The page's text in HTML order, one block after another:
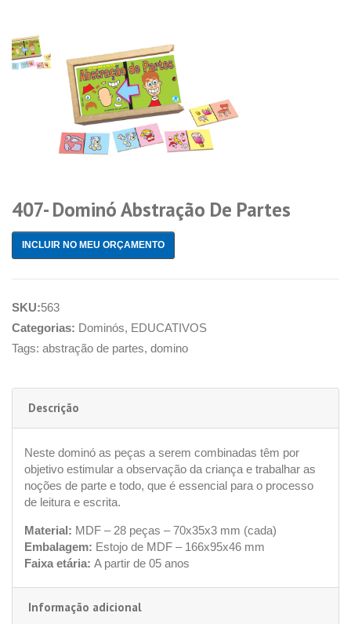
407- Dominó Abstração De Partes
INCLUIR NO MEU ORÇAMENTO
SKU:563
Categorias: Dominós, EDUCATIVOS
Tags: abstração de partes, domino
Descrição
Neste dominó as peças a serem combinadas têm por
objetivo estimular a observação da criança e trabalhar as
noções de parte e todo, que é essencial para o processo
de leitura e escrita.
Material: MDF – 28 peças – 70x35x3 mm (cada)
Embalagem: Estojo de MDF – 166x95x46 mm
Faixa etária: A partir de 05 anos
Informação adicional